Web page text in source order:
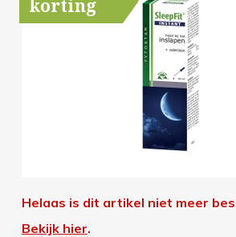
korting
Helaas is dit artikel niet meer
Bekijk hier.